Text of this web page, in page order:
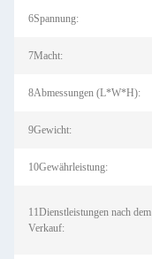
6Spannung:
7Macht:
8Abmessungen (L*W*H):
9Gewicht:
10Gewährleistung:
11Dienstleistungen nach dem
Verkauf: